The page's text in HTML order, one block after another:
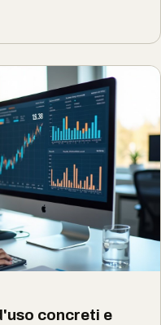
concreti e